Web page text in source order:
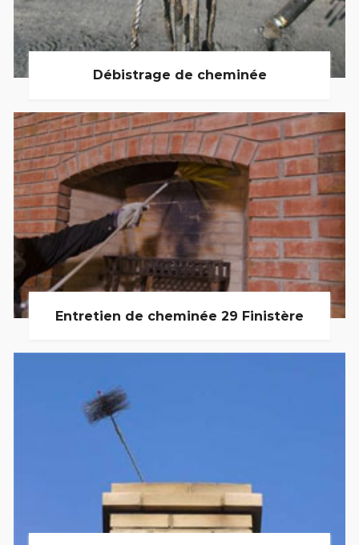
Débistrage de cheminée
Entretien de cheminée 29 Finistère